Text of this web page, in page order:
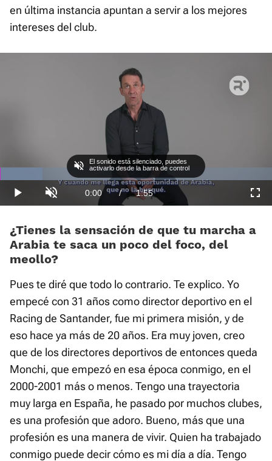
en última instancia apuntan a servir a los mejores
intereses del club.
Play Unmute Current
0:00 / Duration
1:55
:
20.70%
El sonido está silenciado, puedes
activarlo desde la barra de control
¿Tienes la sensación de que tu marcha a
Arabia te saca un poco del foco, del
meollo?
Pues te diré que todo lo contrario. Te explico. Yo
empecé con 31 años como director deportivo en el
Racing de Santander, fue mi primera misión, y de
eso hace ya más de 20 años. Era muy joven, creo
que de los directores deportivos de entonces queda
Monchi, que empezó en esa época conmigo, en el
2000-2001 más o menos. Tengo una trayectoria
muy larga en España, he pasado por muchos clubes,
es una profesión que adoro. Bueno, más que una
profesión es una manera de vivir. Quien ha trabajado
conmigo puede decir cómo es mi día a día. Tengo